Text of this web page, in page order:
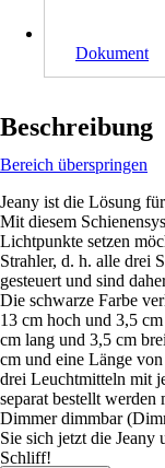
Dokument
Beschreibung
Bereich überspringen
Jeany ist die Lösung
Mit diesem
Lichtpunkte setzen
Strahler, d. h. alle drei
gesteuert und sind
Die schwarze Farbe
13 cm hoch und 3,5
cm lang und 3,5 cm
cm und eine Länge
drei Leuchtmitteln mit
separat bestellt werden
Dimmer dimmbar
Sie sich jetzt die Jeany
Schliff!